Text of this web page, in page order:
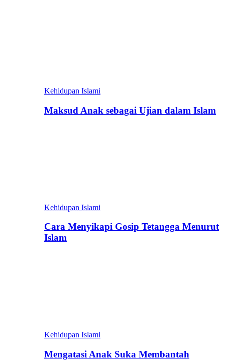
Kehidupan Islami
Maksud Anak sebagai Ujian dalam Islam
Kehidupan Islami
Cara Menyikapi Gosip Tetangga Menurut
Islam
Kehidupan Islami
Mengatasi Anak Suka Membantah